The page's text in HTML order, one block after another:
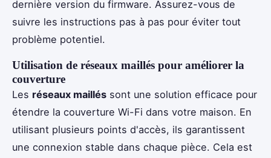
dernière version du firmware. Assurez-vous de
suivre les instructions pas à pas pour éviter tout
problème potentiel.
Utilisation de réseaux maillés pour améliorer la
couverture
Les réseaux maillés sont une solution efficace pour
étendre la couverture Wi-Fi dans votre maison. En
utilisant plusieurs points d'accès, ils garantissent
une connexion stable dans chaque pièce. Cela est